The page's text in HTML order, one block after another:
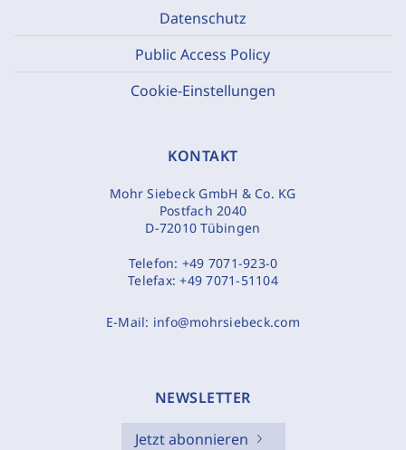
Datenschutz
Public Access Policy
Cookie-Einstellungen
KONTAKT
Mohr Siebeck GmbH & Co. KG
Postfach 2040
D-72010 Tübingen
Telefon: +49 7071-923-0
Telefax:+49 7071-51104
E-Mail: info@mohrsiebeck.com
NEWSLETTER
Jetzt abonnieren